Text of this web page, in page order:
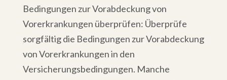
Bedingungen zur Vorabdeckung von
Vorerkrankungen überprüfen: Überprüfe
sorgfältig die Bedingungen zur Vorabdeckung
von Vorerkrankungen in den
Versicherungsbedingungen. Manche